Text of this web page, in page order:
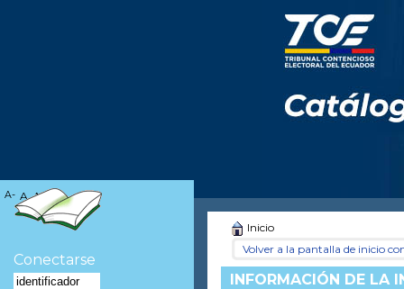
Inicio
Volver a la pantalla de inicio
INFORMACIÓN DE LA
A- A A+
Conectarse